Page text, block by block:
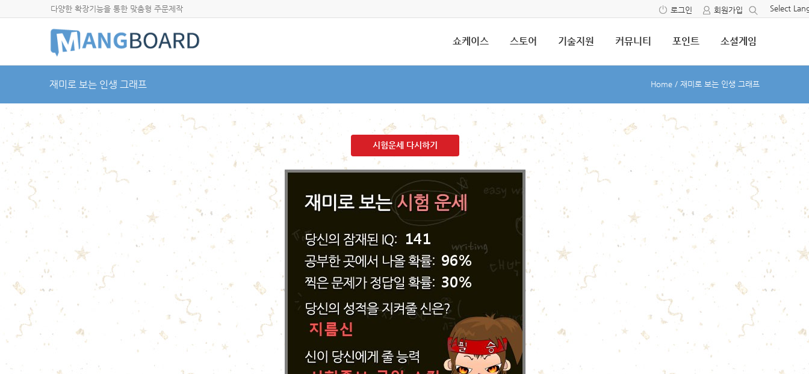
다양한 확장기능을 통한 맞춤형 주문제작 Select
로그인 회원가입
쇼케이스 스토어 기술지원 커뮤니티 포인트 소셜게임
재미로 보는 인생 그래프 Home / 재미로 보는 인생 그래프
시험운세 다시하기